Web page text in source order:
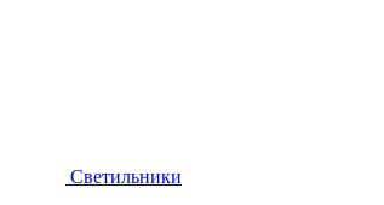
Светильники